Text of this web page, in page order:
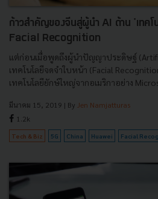
ก้าวสำคัญของจีนสู่ผู้นำ AI ด้าน 'เทคโ
Facial Recognition
แต่ก่อนเมื่อพูดถึงผู้นำปัญญาประดิษฐ์
เทคโนโลยีจดจำใบหน้า (Facial
เทคโนโลยียักษ์ใหญ่จากอเมริกาอย่าง
มีนาคม 15, 2019 | By Jen Namjatturas
1.2k
Tech & Biz 5G China Huawei Facial